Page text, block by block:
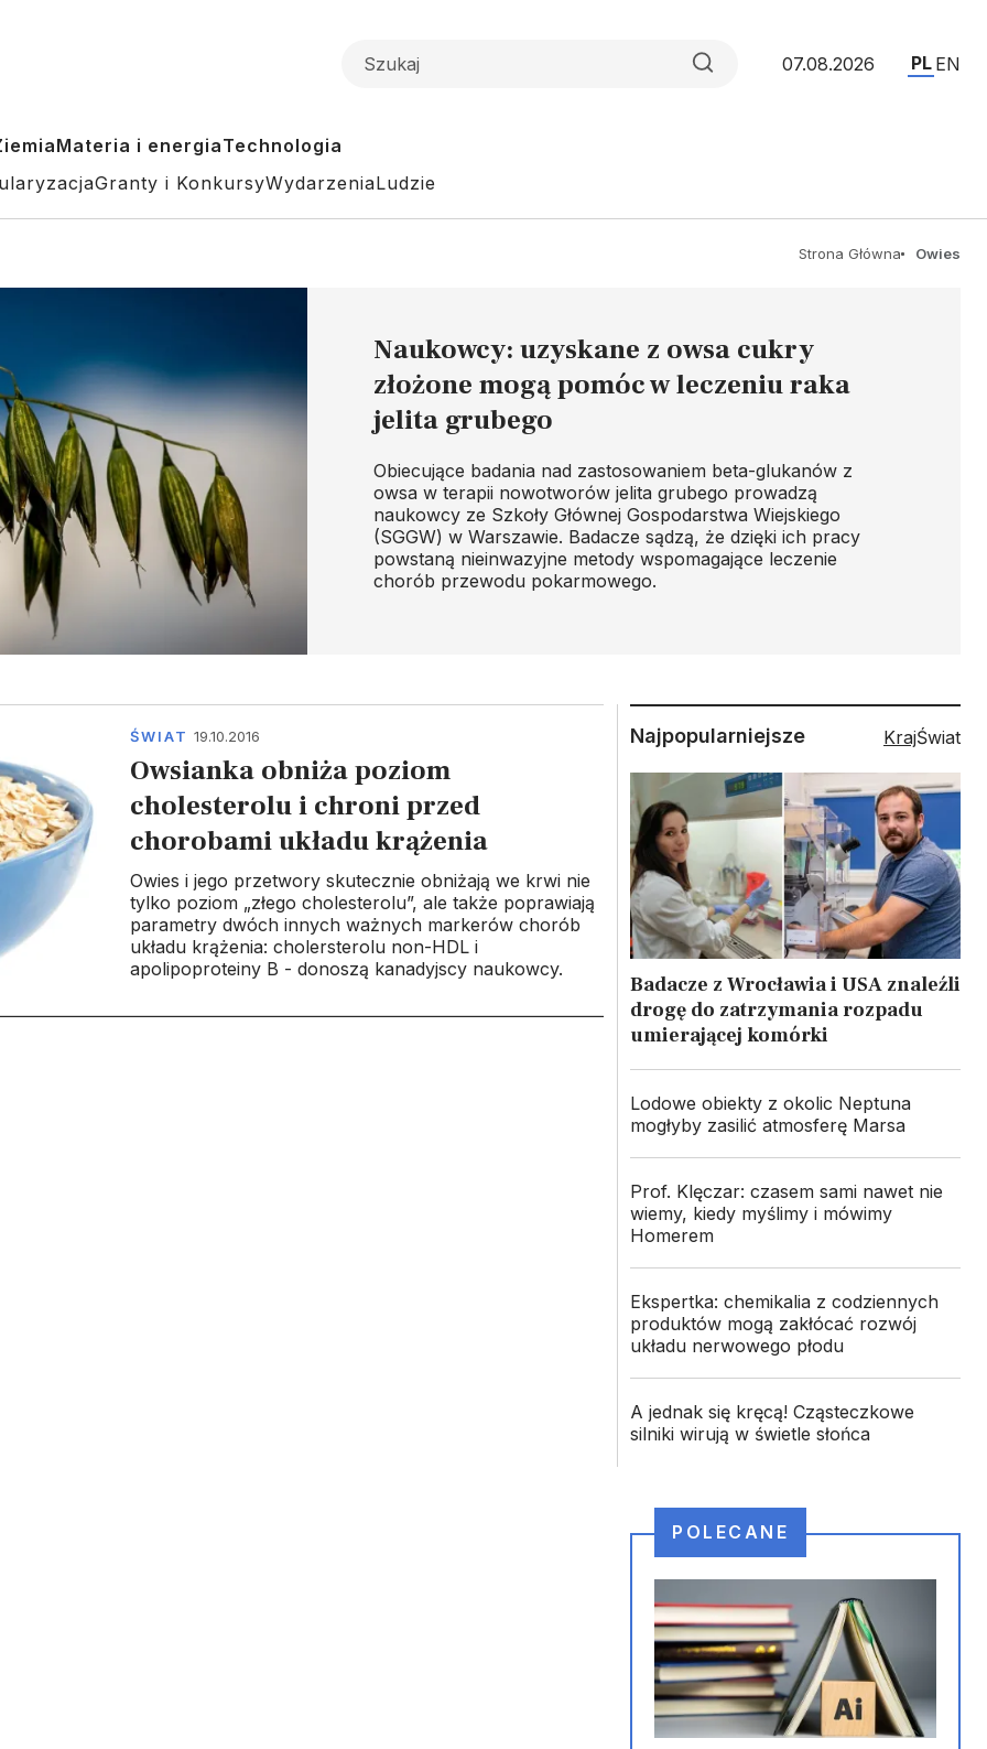
07.08.2026 PL EN
Materia i energiaTechnologia
Granty i KonkursyWydarzeniaLudzie
Strona Główna Owies
Naukowcy: uzyskane z owsa cukry
złożone mogą pomóc w leczeniu raka
jelita grubego
Obiecujące badania nad zastosowaniem beta-glukanów z
owsa w terapii nowotworów jelita grubego prowadzą
naukowcy ze Szkoły Głównej Gospodarstwa Wiejskiego
(SGGW) w Warszawie. Badacze sądzą, że dzięki ich pracy
powstaną nieinwazyjne metody wspomagające leczenie
chorób przewodu pokarmowego.
ŚWIAT 19.10.2016
Owsianka obniża poziom
cholesterolu i chroni przed
chorobami układu krążenia
Owies i jego przetwory skutecznie obniżają we krwi nie
tylko poziom „złego cholesterolu”, ale także poprawiają
parametry dwóch innych ważnych markerów chorób
układu krążenia: cholersterolu non-HDL i
apolipoproteiny B - donoszą kanadyjscy naukowcy.
Najpopularniejsze KrajŚwiat
Badacze z Wrocławia i USA znaleźli
drogę do zatrzymania rozpadu
umierającej komórki
Lodowe obiekty z okolic Neptuna
mogłyby zasilić atmosferę Marsa
Prof. Klęczar: czasem sami nawet nie
wiemy, kiedy myślimy i mówimy
Homerem
Ekspertka: chemikalia z codziennych
produktów mogą zakłócać rozwój
układu nerwowego płodu
A jednak się kręcą! Cząsteczkowe
silniki wirują w świetle słońca
POLECANE